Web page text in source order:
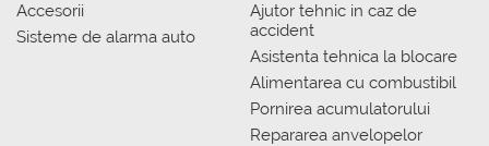
Accesorii
Sisteme de alarma auto
Ajutor tehnic in caz de
accident
Asistenta tehnica la blocare
Alimentarea cu combustibil
Pornirea acumulatorului
Repararea anvelopelor